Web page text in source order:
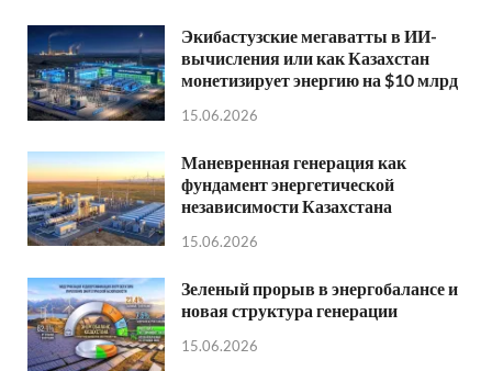
Экибастузские мегаватты в ИИ-
вычисления или как Казахстан
монетизирует энергию на $10 млрд
15.06.2026
Маневренная генерация как
фундамент энергетической
независимости Казахстана
15.06.2026
Зеленый прорыв в энергобалансе и
новая структура генерации
15.06.2026